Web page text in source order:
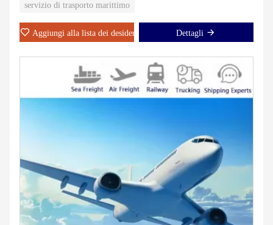
servizio di trasporto marittimo
Aggiungi alla lista dei desideri Dettagli